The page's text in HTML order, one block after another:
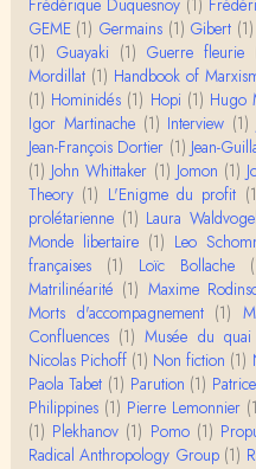
es qu'on écarte,
Yves Le Dantec
Affligeant, ce
der : est-ce que
Boudjemaa Sedira
Merci pour cet
âtons-à-fouir"
Momo
BonjourCette
mage classique
Anonymous
Merci pour votre
sur les femmes
l…
Anonymous
GEME (1) Germains (1) Gibert (1)
(1) Guayaki (1) Guerre fleurie
Mordillat (1) Handbook of
(1) Hominidés (1) Hopi (1) Hugo
Igor Martinache (1) Interview (1)
Jean-François Dortier (1) Jean-
(1) John Whittaker (1) Jomon (1)
Theory (1) L'Enigme du profit
prolétarienne (1) Laura Waldvogel
Monde libertaire (1) Leo
françaises
(1) Loïc Bollache
Matrilinéarité (1) Maxime
Morts d'accompagnement (1)
Confluences (1) Musée du
Nicolas Pichoff (1) Non fiction (1)
Paola Tabet (1) Parution (1)
Philippines (1) Pierre Lemonnier
(1) Plekhanov (1) Pomo (1)
Radical Anthropology Group (1)